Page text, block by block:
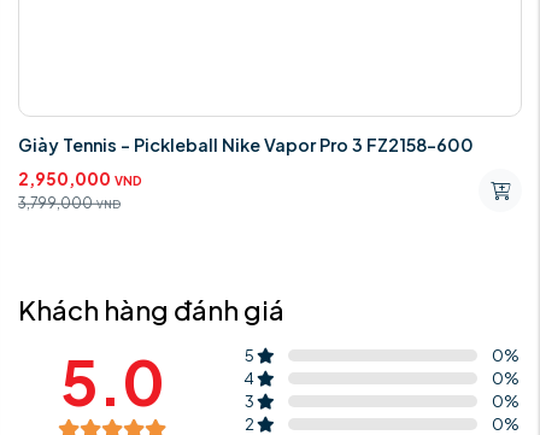
Giày Tennis - Pickleball Nike Vapor Pro 3 FZ2158-600
2,950,000 VND
3,799,000 VND
Khách hàng đánh giá
5.0 5 0%
4
0%
3
0%
2
0%